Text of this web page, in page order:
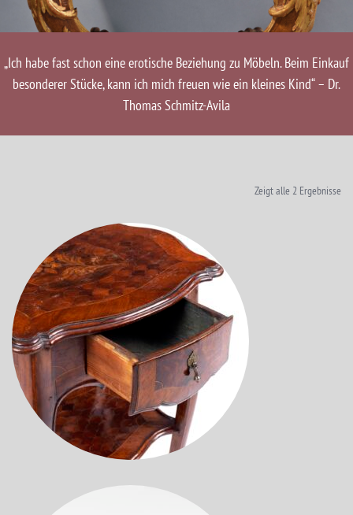
„Ich habe fast schon eine erotische Beziehung zu Möbeln. Beim Einkauf
besonderer Stücke, kann ich mich freuen wie ein kleines Kind“ – Dr.
Thomas Schmitz-Avila
Zeigt alle 2 Ergebnisse